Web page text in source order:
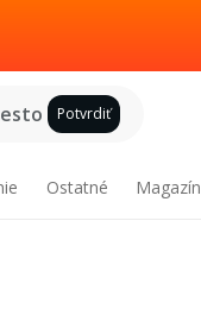
Potvrdiť
Ostatné Magazín